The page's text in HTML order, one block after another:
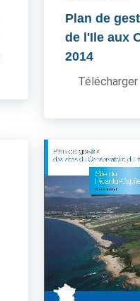
Plan de
de l'Ile aux
2014